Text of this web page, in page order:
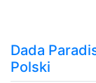
Dada
Polski